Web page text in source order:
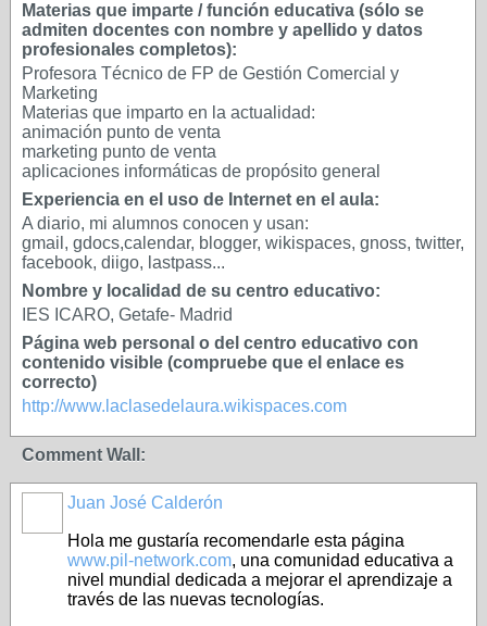
Materias que imparte / función educativa (sólo se
admiten docentes con nombre y apellido y datos
profesionales completos):
Profesora Técnico de FP de Gestión Comercial y
Marketing
Materias que imparto en la actualidad:
animación punto de venta
marketing punto de venta
aplicaciones informáticas de propósito general
Experiencia en el uso de Internet en el aula:
A diario, mi alumnos conocen y usan:
gmail, gdocs,calendar, blogger, wikispaces, gnoss, twitter,
facebook, diigo, lastpass...
Nombre y localidad de su centro educativo:
IES ICARO, Getafe- Madrid
Página web personal o del centro educativo con
contenido visible (compruebe que el enlace es
correcto)
http://www.laclasedelaura.wikispaces.com
Comment Wall:
Juan José Calderón
Hola me gustaría recomendarle esta página
www.pil-network.com, una comunidad educativa a
nivel mundial dedicada a mejorar el aprendizaje a
través de las nuevas tecnologías.